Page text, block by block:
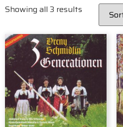
Showing all 3 results